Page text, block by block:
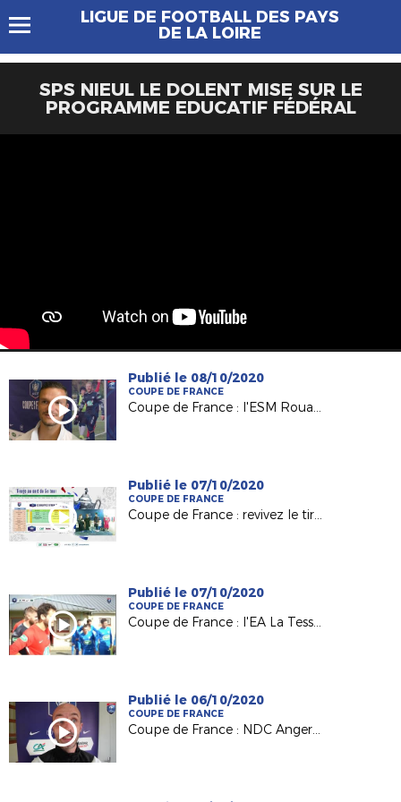
LIGUE DE FOOTBALL DES PAYS
DE LA LOIRE
SPS NIEUL LE DOLENT MISE SUR LE
PROGRAMME EDUCATIF FÉDÉRAL
Publié le 08/10/2020
COUPE DE FRANCE
Coupe de France : l'ESM Rouans d'Antoine Olivier au 5e tour !
Publié le 07/10/2020
COUPE DE FRANCE
Coupe de France : revivez le tirage au sort du 5e tour
Publié le 07/10/2020
COUPE DE FRANCE
Coupe de France : l'EA La Tessoualle éliminé mais parfaitement organisé !
Publié le 06/10/2020
COUPE DE FRANCE
Coupe de France : NDC Angers de Pierre Naudet arrache son ticket pour le 5e tour